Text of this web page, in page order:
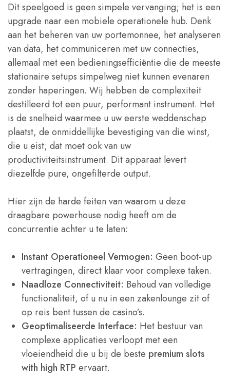
Dit speelgoed is geen simpele vervanging; het is een
upgrade naar een mobiele operationele hub. Denk
aan het beheren van uw portemonnee, het analyseren
van data, het communiceren met uw connecties,
allemaal met een bedieningsefficiëntie die de meeste
stationaire setups simpelweg niet kunnen evenaren
zonder haperingen. Wij hebben de complexiteit
destilleerd tot een puur, performant instrument. Het
is de snelheid waarmee u uw eerste weddenschap
plaatst, de onmiddellijke bevestiging van die winst,
die u eist; dat moet ook van uw
productiviteitsinstrument. Dit apparaat levert
diezelfde pure, ongefilterde output.
Hier zijn de harde feiten van waarom u deze
draagbare powerhouse nodig heeft om de
concurrentie achter u te laten:
Instant Operationeel Vermogen: Geen boot-up
vertragingen, direct klaar voor complexe taken.
Naadloze Connectiviteit: Behoud van volledige
functionaliteit, of u nu in een zakenlounge zit of
op reis bent tussen de casino’s.
Geoptimaliseerde Interface: Het bestuur van
complexe applicaties verloopt met een
vloeiendheid die u bij de beste premium slots
with high RTP ervaart.